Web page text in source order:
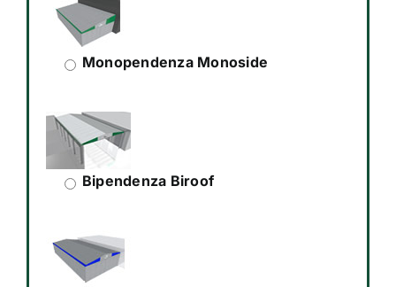
Monopendenza Monoside
Bipendenza Biroof